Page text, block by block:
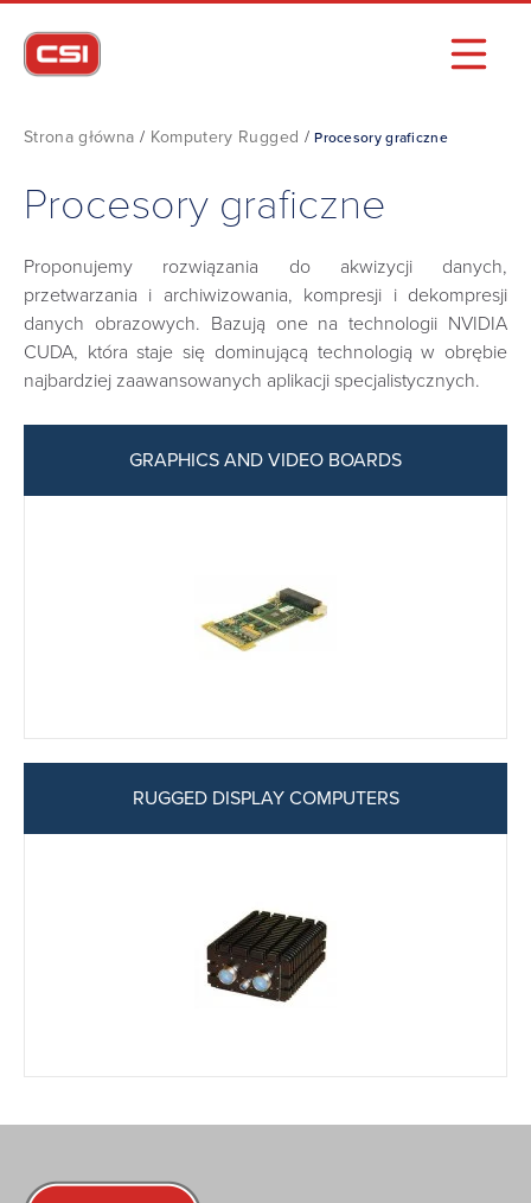
Strona główna / Komputery Rugged /Procesory graficzne
Procesory graficzne
Proponujemy rozwiązania do akwizycji danych,
przetwarzania i archiwizowania, kompresji i dekompresji
danych obrazowych. Bazują one na technologii NVIDIA
CUDA, która staje się dominującą technologią w obrębie
najbardziej zaawansowanych aplikacji specjalistycznych.
GRAPHICS AND VIDEO BOARDS
RUGGED DISPLAY COMPUTERS